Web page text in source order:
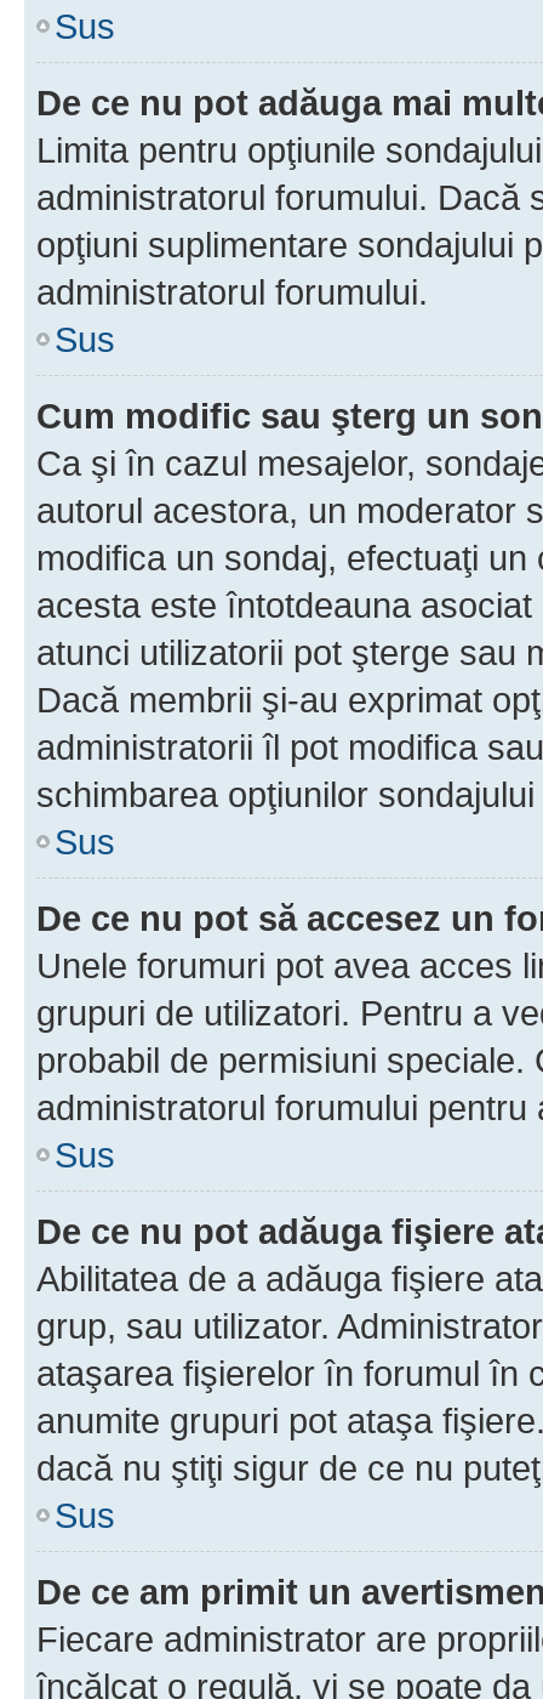
Sus
De ce nu pot adăuga mai
Limita pentru opţiunile
administratorul forumului. Dacă
opţiuni suplimentare sondajului
administratorul forumului.
Sus
Cum modific sau şterg un
Ca şi în cazul mesajelor,
autorul acestora, un moderator
modifica un sondaj, efectuaţi
acesta este întotdeauna
atunci utilizatorii pot şterge sau
Dacă membrii şi-au exprimat
administratorii îl pot modifica
schimbarea opţiunilor
Sus
De ce nu pot să accesez un
Unele forumuri pot avea acces
grupuri de utilizatori. Pentru a
probabil de permisiuni
administratorul forumului pentru
Sus
De ce nu pot adăuga fişiere
Abilitatea de a adăuga fişiere
grup, sau utilizator.
ataşarea fişierelor în forumul în
anumite grupuri pot ataşa
dacă nu ştiţi sigur de ce nu
Sus
De ce am primit un
Fiecare administrator are
încălcat o regulă, vi se poate